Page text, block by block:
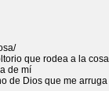
que rodea a la
de mí
de Dios que me arruga